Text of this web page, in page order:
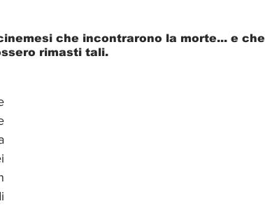
che incontrarono la morte... e che
rimasti tali.